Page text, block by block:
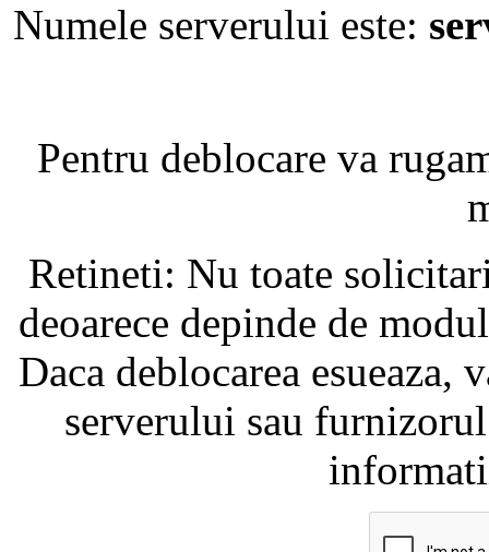
Numele serverului este:
Pentru deblocare va
Retineti: Nu toate
deoarece depinde de
Daca deblocarea
serverului sau